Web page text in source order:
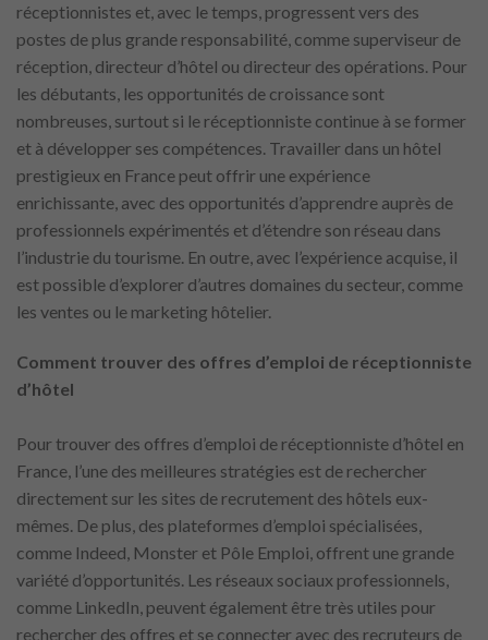
réceptionnistes et, avec le temps, progressent vers des
postes de plus grande responsabilité, comme superviseur de
réception, directeur d’hôtel ou directeur des opérations. Pour
les débutants, les opportunités de croissance sont
nombreuses, surtout si le réceptionniste continue à se former
et à développer ses compétences. Travailler dans un hôtel
prestigieux en France peut offrir une expérience
enrichissante, avec des opportunités d’apprendre auprès de
professionnels expérimentés et d’étendre son réseau dans
l’industrie du tourisme. En outre, avec l’expérience acquise, il
est possible d’explorer d’autres domaines du secteur, comme
les ventes ou le marketing hôtelier.
Comment trouver des offres d’emploi de réceptionniste
d’hôtel
Pour trouver des offres d’emploi de réceptionniste d’hôtel en
France, l’une des meilleures stratégies est de rechercher
directement sur les sites de recrutement des hôtels eux-
mêmes. De plus, des plateformes d’emploi spécialisées,
comme Indeed, Monster et Pôle Emploi, offrent une grande
variété d’opportunités. Les réseaux sociaux professionnels,
comme LinkedIn, peuvent également être très utiles pour
rechercher des offres et se connecter avec des recruteurs de